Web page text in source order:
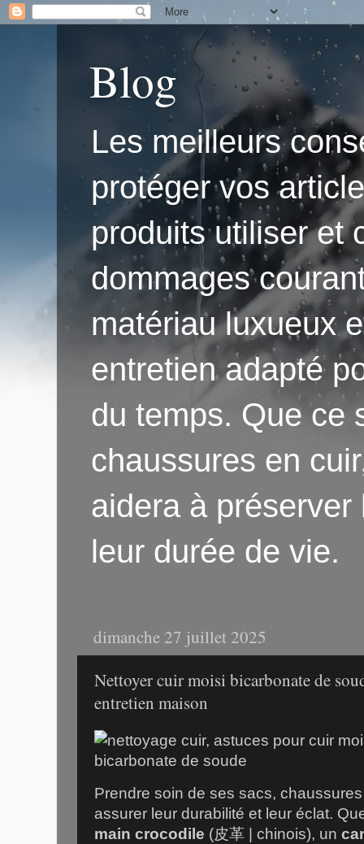
Blog
Les meilleurs
protéger vos
produits utiliser et
dommages
matériau luxueux
entretien adapté
du temps. Que ce
chaussures en
aidera à
leur durée de vie.
dimanche 27 juillet 2025
Nettoyer cuir moisi bicarbonate de
entretien maison
Prendre soin de ses sacs,
assurer leur durabilité et leur éclat.
main crocodile (皮革 | chinois), un